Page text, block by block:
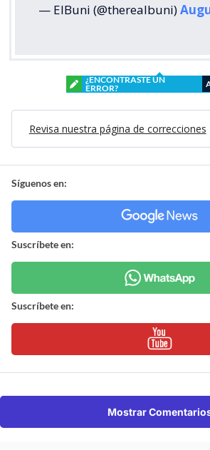
— ElBuni (@therealbuni)
¿ENCONTRASTE UN
ERROR?
Revisa nuestra página de correcciones
Síguenos en:
Suscríbete en:
Suscríbete en:
Mostrar